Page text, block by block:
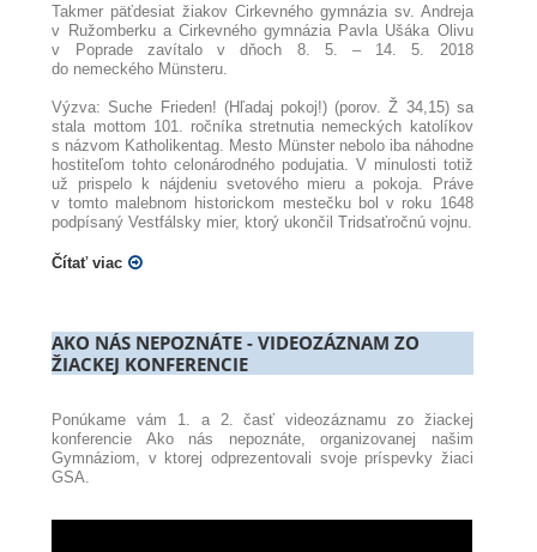
Takmer päťdesiat žiakov Cirkevného gymnázia sv. Andreja
v Ružomberku a Cirkevného gymnázia Pavla Ušáka Olivu
v Poprade zavítalo v dňoch 8. 5. – 14. 5. 2018
do nemeckého Münsteru.
Výzva: Suche Frieden! (Hľadaj pokoj!) (porov. Ž 34,15) sa
stala mottom 101. ročníka stretnutia nemeckých katolíkov
s názvom Katholikentag. Mesto Münster nebolo iba náhodne
hostiteľom tohto celonárodného podujatia. V minulosti totiž
už prispelo k nájdeniu svetového mieru a pokoja. Práve
v tomto malebnom historickom mestečku bol v roku 1648
podpísaný Vestfálsky mier, ktorý ukončil Tridsaťročnú vojnu.
Čítať viac
AKO NÁS NEPOZNÁTE - VIDEOZÁZNAM ZO
ŽIACKEJ KONFERENCIE
Ponúkame vám 1. a 2. časť videozáznamu zo žiackej
konferencie Ako nás nepoznáte, organizovanej našim
Gymnáziom, v ktorej odprezentovali svoje príspevky žiaci
GSA.